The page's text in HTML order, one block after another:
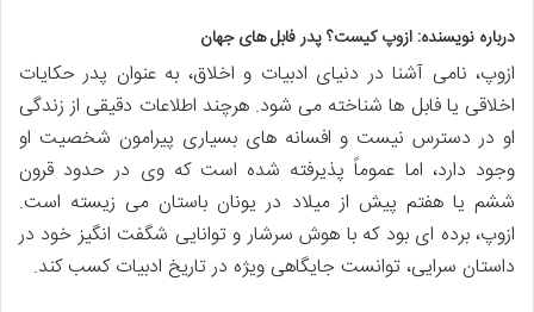
درباره نویسنده: ازوپ کیست؟ پدر فابل های جهان
ازوپ، نامی آشنا در دنیای ادبیات و اخلاق، به عنوان پدر حکایات
اخلاقی یا فابل ها شناخته می شود. هرچند اطلاعات دقیقی از زندگی
او در دسترس نیست و افسانه های بسیاری پیرامون شخصیت او
وجود دارد، اما عموماً پذیرفته شده است که وی در حدود قرون
ششم یا هفتم پیش از میلاد در یونان باستان می زیسته است.
ازوپ، برده ای بود که با هوش سرشار و توانایی شگفت انگیز خود در
داستان سرایی، توانست جایگاهی ویژه در تاریخ ادبیات کسب کند.